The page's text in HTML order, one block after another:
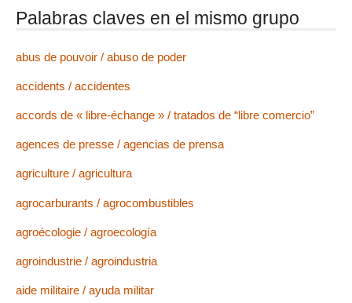
Palabras claves en el mismo grupo
abus de pouvoir / abuso de poder
accidents / accidentes
accords de « libre-échange » / tratados de “libre comercio”
agences de presse / agencias de prensa
agriculture / agricultura
agrocarburants / agrocombustibles
agroécologie / agroecología
agroindustrie / agroindustria
aide militaire / ayuda militar